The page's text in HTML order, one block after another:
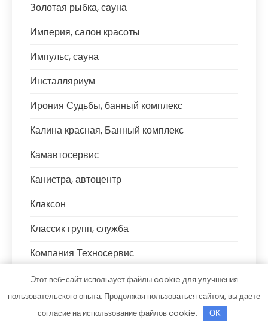
Золотая рыбка, сауна
Империя, салон красоты
Импульс, сауна
Инсталляриум
Ирония Судьбы, банный комплекс
Калина красная, Банный комплекс
Камавтосервис
Канистра, автоцентр
Клаксон
Классик групп, служба
Компания Техносервис
Комфорт, оздоровительный комплекс
Комфорт, сауна
Этот веб-сайт использует файлы cookie для улучшения
пользовательского опыта. Продолжая пользоваться сайтом, вы даете
согласие на использование файлов cookie.
OK